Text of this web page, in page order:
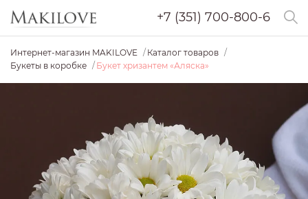
+7 (351) 700-800-6
Интернет-магазин MAKILOVE
Каталог товаров
Букеты в коробке
Букет хризантем «Аляска»